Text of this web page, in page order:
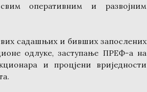
оперативним и развојним
садашњих и бивших запослених
одлуке, заступање ПРЕФ-а на
и процјени вриједности